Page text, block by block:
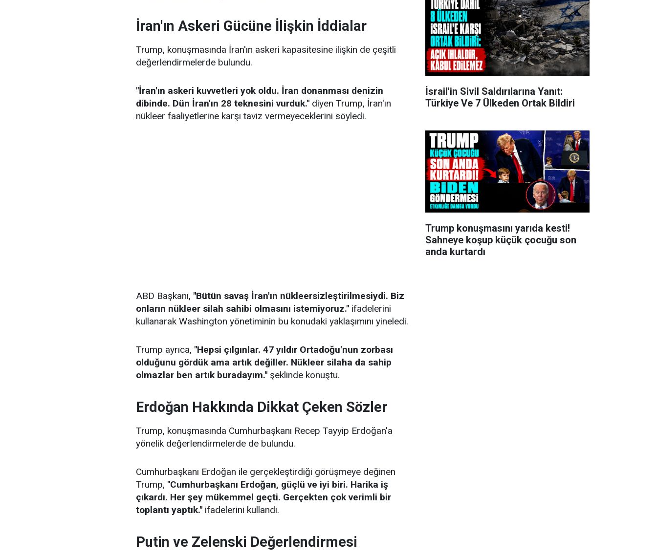
İran'ın Askeri Gücüne İlişkin İddialar
Trump, konuşmasında İran'ın askeri kapasitesine ilişkin de çeşitli
değerlendirmelerde bulundu.
"İran'ın askeri kuvvetleri yok oldu. İran donanması denizin
dibinde. Dün İran'ın 28 teknesini vurduk." diyen Trump, İran'ın
nükleer faaliyetlerine karşı taviz vermeyeceklerini söyledi.
ABD Başkanı, "Bütün savaş İran'ın nükleersizleştirilmesiydi. Biz
onların nükleer silah sahibi olmasını istemiyoruz." ifadelerini
kullanarak Washington yönetiminin bu konudaki yaklaşımını yineledi.
Trump ayrıca, "Hepsi çılgınlar. 47 yıldır Ortadoğu'nun zorbası
olduğunu gördük ama artık değiller. Nükleer silaha da sahip
olmazlar ben artık buradayım." şeklinde konuştu.
Erdoğan Hakkında Dikkat Çeken Sözler
Trump, konuşmasında Cumhurbaşkanı Recep Tayyip Erdoğan'a
yönelik değerlendirmelerde de bulundu.
Cumhurbaşkanı Erdoğan ile gerçekleştirdiği görüşmeye değinen
Trump, "Cumhurbaşkanı Erdoğan, güçlü ve iyi biri. Harika iş
çıkardı. Her şey mükemmel geçti. Gerçekten çok verimli bir
toplantı yaptık." ifadelerini kullandı.
Putin ve Zelenski Değerlendirmesi
İsrail'in Sivil Saldırılarına Yanıt:
Türkiye Ve 7 Ülkeden Ortak Bildiri
Trump konuşmasını yarıda kesti!
Sahneye koşup küçük çocuğu son
anda kurtardı